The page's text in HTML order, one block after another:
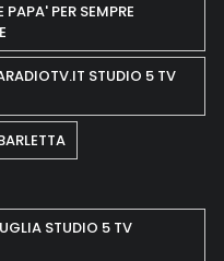
PER SEMPRE
STUDIO 5 TV
STUDIO 5 TV